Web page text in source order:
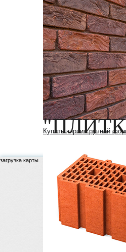
Купить кирпич ручной
загрузка карты...